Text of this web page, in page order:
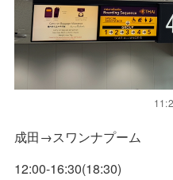
成田→スワンナプーム
12:00-16:30(18:30)